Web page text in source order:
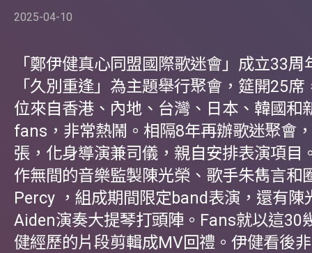
2025-04-10
「鄭伊健真心同盟國際歌迷會」成立33周
「久別重逢」為主題舉行聚會，筵開25
位來自香港、內地、台灣、日本、韓國和
fans，非常熱鬧。相隔8年再辦歌迷聚會
張，化身導演兼司儀，親自安排表演項目
作無間的音樂監製陳光榮、歌手朱雋言和
Percy ，組成期間限定band表演，還有陳
Aiden演奏大提琴打頭陣。Fans就以這30
健經歷的片段剪輯成MV回禮。伊健看後